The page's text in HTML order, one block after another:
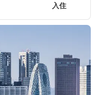
入住